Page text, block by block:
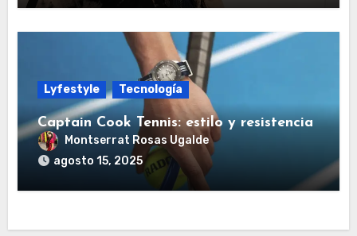
Lyfestyle Tecnología
Captain Cook Tennis: estilo y resistencia
Montserrat Rosas Ugalde
agosto 15, 2025